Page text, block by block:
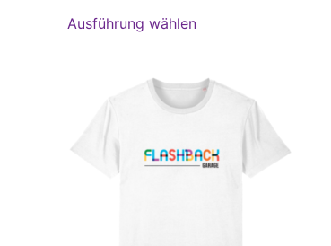
Ausführung wählen